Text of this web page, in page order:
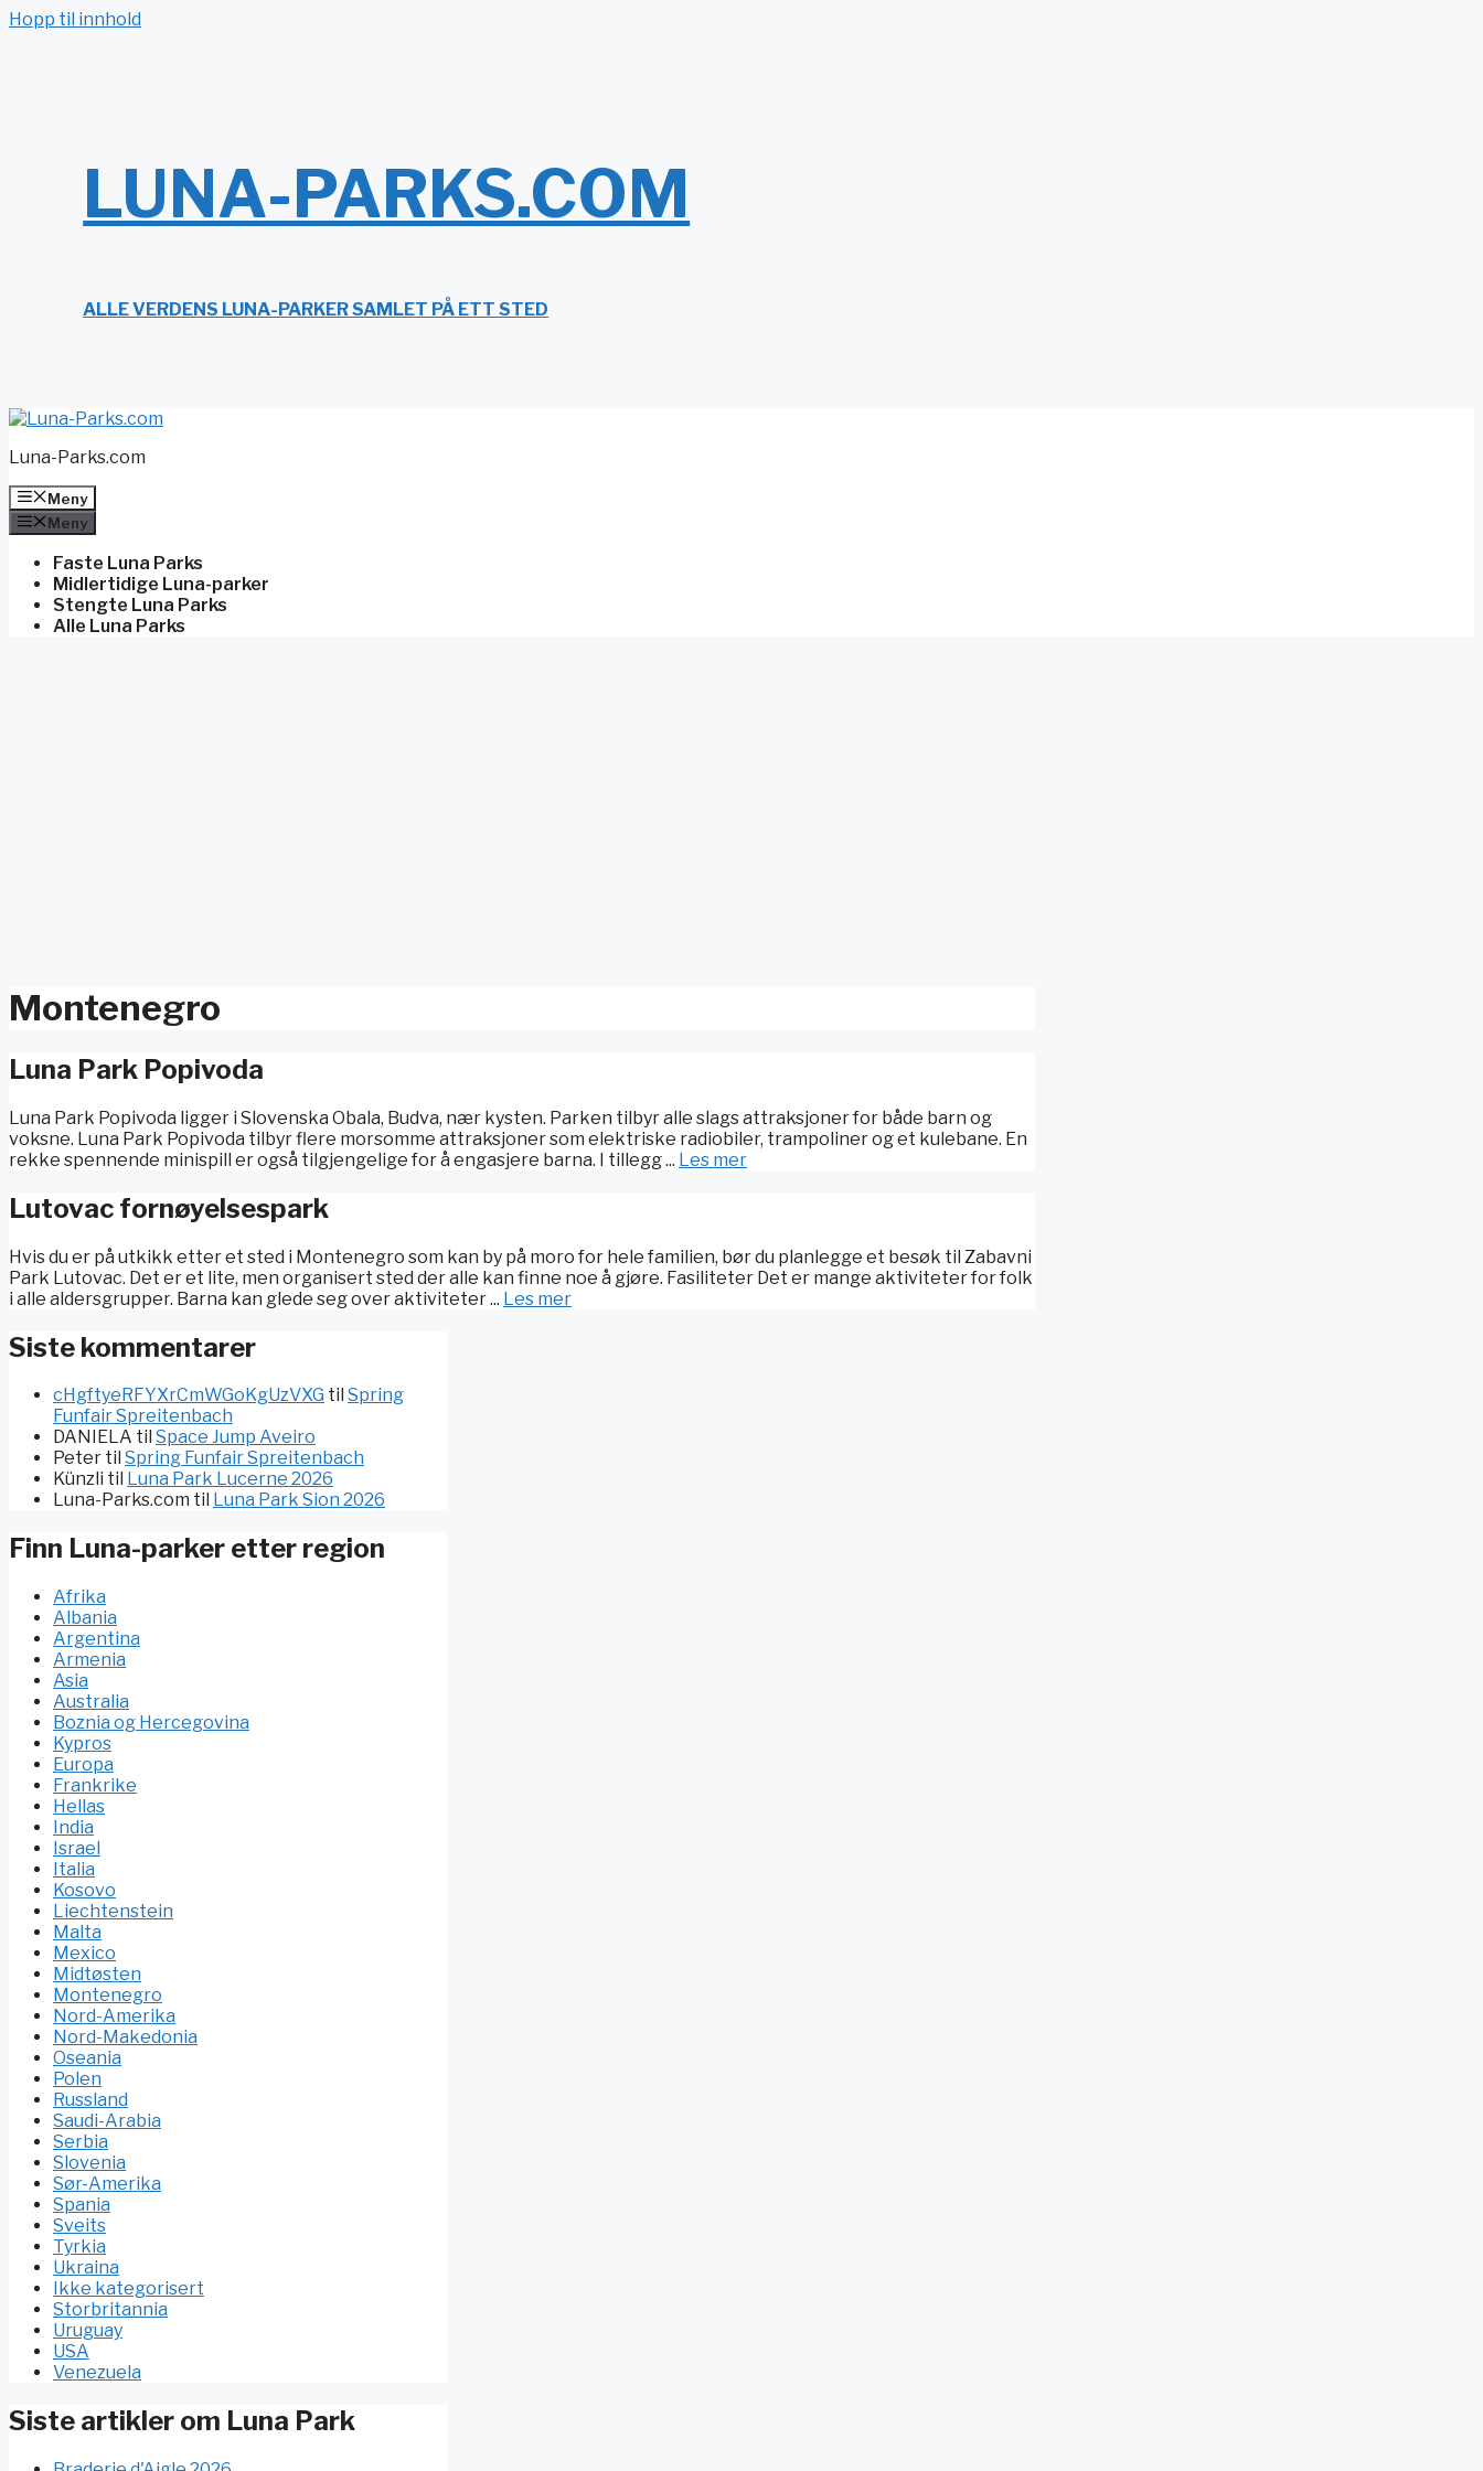
Hopp til innhold
LUNA-PARKS.COM
ALLE VERDENS LUNA-PARKER SAMLET PÅ ETT STED
Luna-Parks.com
Meny
Meny
Faste Luna Parks
Midlertidige Luna-parker
Stengte Luna Parks
Alle Luna Parks
Montenegro
Luna Park Popivoda
Luna Park Popivoda ligger i Slovenska Obala, Budva, nær kysten. Parken tilbyr alle slags attraksjoner for både barn og
voksne. Luna Park Popivoda tilbyr flere morsomme attraksjoner som elektriske radiobiler, trampoliner og et kulebane. En
rekke spennende minispill er også tilgjengelige for å engasjere barna. I tillegg ... Les mer
Lutovac fornøyelsespark
Hvis du er på utkikk etter et sted i Montenegro som kan by på moro for hele familien, bør du planlegge et besøk til Zabavni
Park Lutovac. Det er et lite, men organisert sted der alle kan finne noe å gjøre. Fasiliteter Det er mange aktiviteter for folk
i alle aldersgrupper. Barna kan glede seg over aktiviteter ... Les mer
Siste kommentarer
cHgftyeRFYXrCmWGoKgUzVXG til Spring
Funfair Spreitenbach
DANIELA til Space Jump Aveiro
Peter til Spring Funfair Spreitenbach
Künzli til Luna Park Lucerne 2026
Luna-Parks.com til Luna Park Sion 2026
Finn Luna-parker etter region
Afrika
Albania
Argentina
Armenia
Asia
Australia
Boznia og Hercegovina
Kypros
Europa
Frankrike
Hellas
India
Israel
Italia
Kosovo
Liechtenstein
Malta
Mexico
Midtøsten
Montenegro
Nord-Amerika
Nord-Makedonia
Oseania
Polen
Russland
Saudi-Arabia
Serbia
Slovenia
Sør-Amerika
Spania
Sveits
Tyrkia
Ukraina
Ikke kategorisert
Storbritannia
Uruguay
USA
Venezuela
Siste artikler om Luna Park